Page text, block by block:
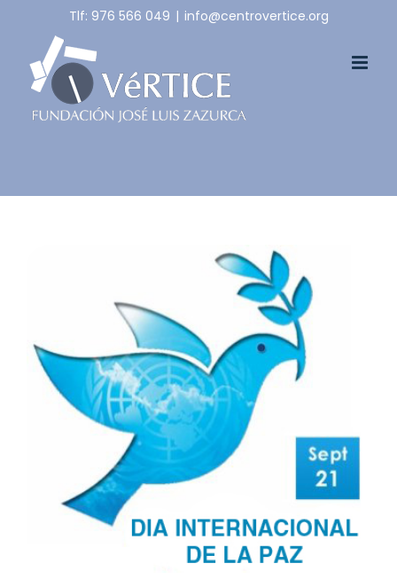
content
Tlf: 976 566 049 | info@centrovertice.org